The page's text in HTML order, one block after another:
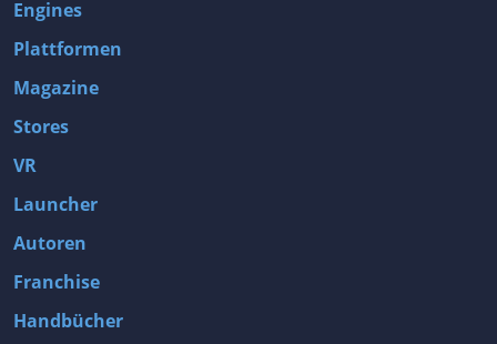
Engines
Plattformen
Magazine
Stores
VR
Launcher
Autoren
Franchise
Handbücher